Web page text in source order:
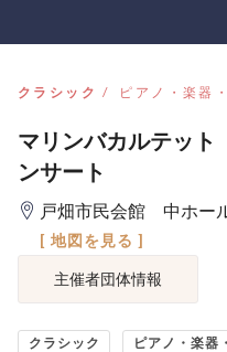
クラシック ピアノ・楽器
マリンバカルテット
ンサート
戸畑市民会館 中ホー
[ 地図を見る ]
主催者団体情報
クラシック ピアノ・楽器